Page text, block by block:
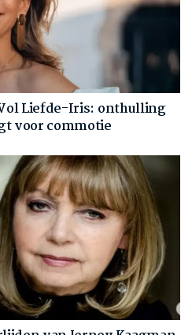
Liefde-Iris: onthulling
voor commotie